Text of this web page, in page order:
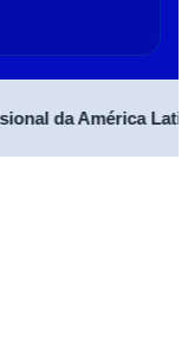
da América Latina